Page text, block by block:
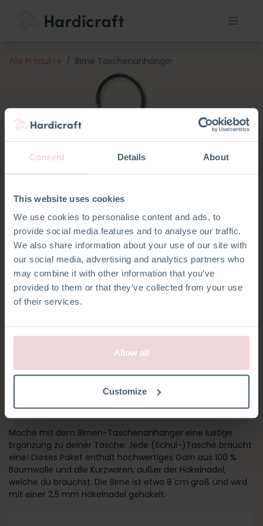
Consent Details About
This website uses cookies
We use cookies to personalise content and ads, to
provide social media features and to analyse our traffic.
We also share information about your use of our site with
our social media, advertising and analytics partners who
may combine it with other information that you’ve
provided to them or that they’ve collected from your use
of their services.
Allow all
Customize
Alle Produkte Birne Taschenanhänger
BIRNE
TASCHENANHÄNGER
Mache mit dem Birnen-Taschenanhänger eine lustige
Ergänzung zu deiner Tasche. Jede (Schul-)Tasche braucht
eine! Dieses Paket enthält hochwertiges Garn aus 100 %
Baumwolle und alle Kurzwaren, außer der Häkelnadel,
welche du brauchst. Die Birne ist etwa 8 cm groß und wird
mit einer 2,5 mm Häkelnadel gehäkelt.